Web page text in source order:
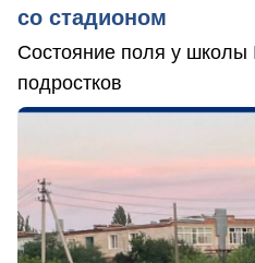
со стадионом
Состояние поля у школы
подростков